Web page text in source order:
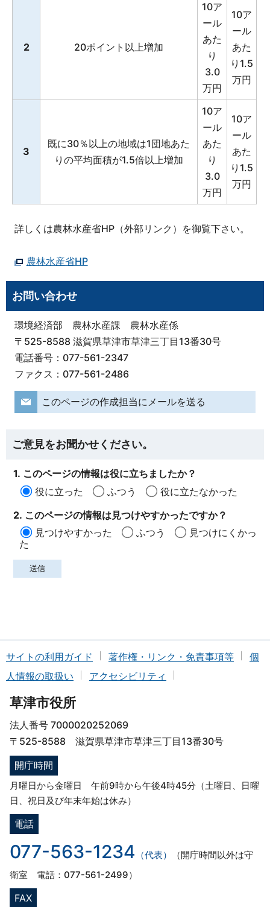
2 20ポイント以上増加
10ア
ール
あた
り
3.0
万円
10ア
ール
あた
り1.5
万円
3
既に30％以上の地域は1団地あた
りの平均面積が1.5倍以上増加
10ア
ール
あた
り
3.0
万円
10ア
ール
あた
り1.5
万円
詳しくは農林水産省HP（外部リンク）を御覧下さい。
農林水産省HP
お問い合わせ
環境経済部 農林水産課 農林水産係
〒525-8588 滋賀県草津市草津三丁目13番30号
電話番号：077-561-2347
ファクス：077-561-2486
このページの作成担当にメールを送る
ご意見をお聞かせください。
1. このページの情報は役に立ちましたか？
役に立った
ふつう
役に立たなかった
2. このページの情報は見つけやすかったですか？
見つけやすかった
ふつう
見つけにくかっ
た
サイトの利用ガイド 著作権・リンク・免責事項等
個
人情報の取扱い
アクセシビリティ
草津市役所
法人番号 7000020252069
〒525-8588 滋賀県草津市草津三丁目13番30号
開庁時間
月曜日から金曜日 午前9時から午後4時45分（土曜日、日曜
日、祝日及び年末年始は休み）
電話
077-563-1234 （代表）
（開庁時間以外は守
衛室 電話：077-561-2499）
FAX